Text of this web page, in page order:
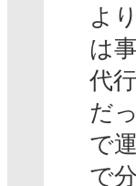
よ
は
代
だ
で
で